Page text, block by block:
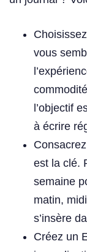
vous
l’objectif
à écrire
est la clé.
semaine
matin,
s’insère
Créez un